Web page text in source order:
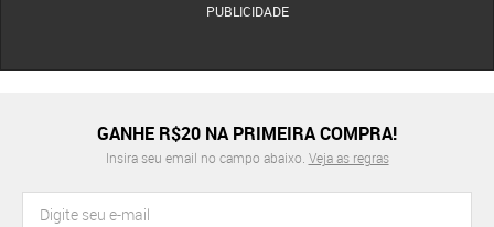
PUBLICIDADE
GANHE R$20 NA PRIMEIRA COMPRA!
Insira seu email no campo abaixo. Veja as regras